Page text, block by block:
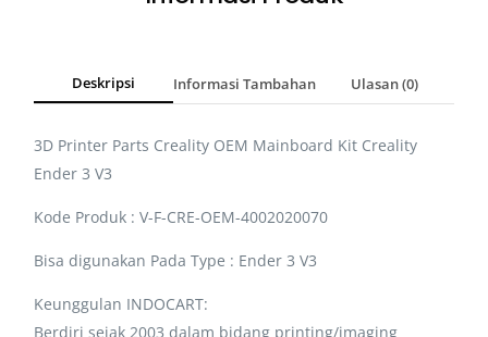
Deskripsi Informasi Tambahan Ulasan (0)
3D Printer Parts Creality OEM Mainboard Kit Creality
Ender 3 V3
Kode Produk : V-F-CRE-OEM-4002020070
Bisa digunakan Pada Type : Ender 3 V3
Keunggulan INDOCART:
Berdiri sejak 2003 dalam bidang printing/imaging